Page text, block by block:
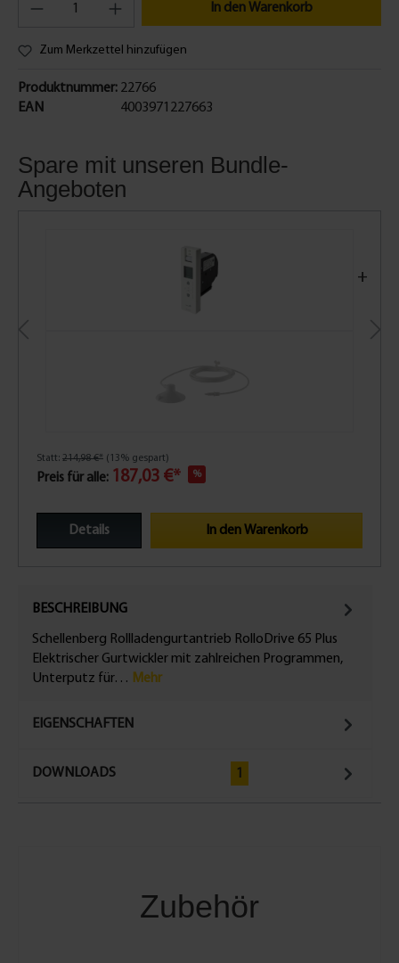
In den Warenkorb
Zum Merkzettel hinzufügen
Produktnummer:
EAN
22766
4003971227663
Spare mit unseren Bundle-
Angeboten
+
Statt: 214,98 €* (13% gespart)
Preis für alle: 187,03 €* %
Details In den Warenkorb
BESCHREIBUNG
Schellenberg Rollladengurtantrieb RolloDrive 65 Plus
Elektrischer Gurtwickler mit zahlreichen Programmen,
Unterputz für… Mehr
EIGENSCHAFTEN
DOWNLOADS 1
Zubehör